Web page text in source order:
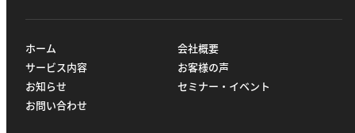
ホーム
会社概要
サービス内容
お客様の声
お知らせ
セミナー・イベント
お問い合わせ